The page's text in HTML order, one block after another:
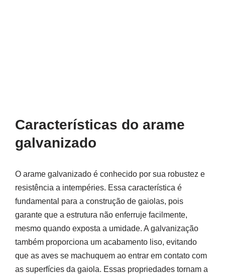
Características do arame
galvanizado
O arame galvanizado é conhecido por sua robustez e
resistência a intempéries. Essa característica é
fundamental para a construção de gaiolas, pois
garante que a estrutura não enferruje facilmente,
mesmo quando exposta a umidade. A galvanização
também proporciona um acabamento liso, evitando
que as aves se machuquem ao entrar em contato com
as superfícies da gaiola. Essas propriedades tornam a